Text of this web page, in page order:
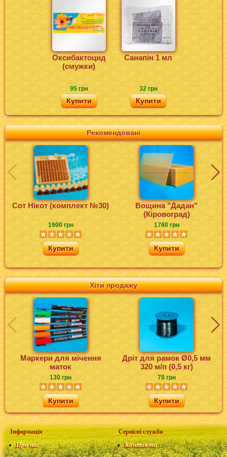
Хіти продажу
Маркери для мічення
маток
130 грн
Купити
Дріт для рамок Ø0,5 мм
320 м/п (0,5 кг)
78 грн
Купити
Рекомендовані
Сот Нікот (комплект №30)
1900 грн
Купити
Вощина "Дадан"
(Кіровоград)
1780 грн
Купити
Оксибактоцид
(смужки)
95 грн
Купити
Санапін 1 мл
32 грн
Купити
Інформація
Про нас
Сервісні служби
Контакти